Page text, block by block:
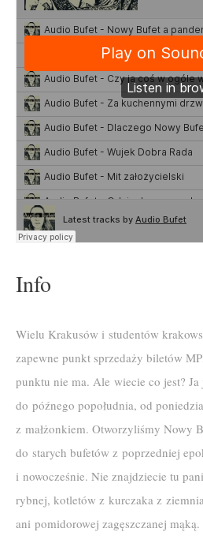
Info
Wielu Krakusów i studentów
zapewne punkt sprzedaży biletów
punktu nie ma. Ale wiecie co jest? Ja
do późnego popołudnia, od
z małżonkiem. Otworzyliśmy Nowy
do starych bufetów z poprzedniej
i nowocześnie. Nie znajdziecie tu
rybnej, kotletów z kurczaka z
ani pomidorowej zagęszczanej mąką.